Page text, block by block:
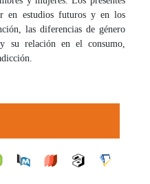
en estudios futuros y en los
las diferencias de género
su relación en el consumo,